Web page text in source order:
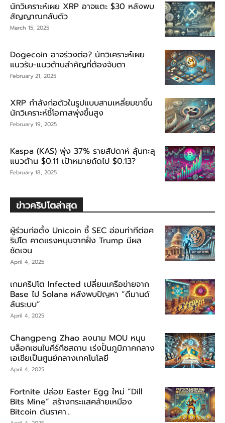
นักวิเคราะห์เผย XRP อาจแตะ $30 หลังพบ
สัญญาณกลับตัว
March 15, 2025
Dogecoin อาจร่วงต่อ? นักวิเคราะห์เผย
แนวรับ-แนวต้านสำคัญที่ต้องจับตา
February 21, 2025
XRP กำลังก่อตัวในรูปแบบสามเหลี่ยมขาขึ้น
นักวิเคราะห์ชี้โอกาสพุ่งขึ้นสูง
February 19, 2025
Kaspa (KAS) พุ่ง 37% รายสัปดาห์ ลุ้นทะลุ
แนวต้าน $0.11 เป้าหมายถัดไป $0.13?
February 18, 2025
ข่าวคริปโตล่าสุด
ผู้ร่วมก่อตั้ง Unicoin ชี้ SEC อ่อนท่าทีต่อค
ริปโต คาดแรงหนุนจากฝั่ง Trump มีผล
ชัดเจน
April 4, 2025
เกมคริปโต Infected เปลี่ยนเครือข่ายจาก
Base ไป Solana หลังพบปัญหา “ดีมานด์
ล้นระบบ”
April 4, 2025
Changpeng Zhao ลงนาม MOU หนุน
บล็อกเชนในคีร์กีซสถาน เร่งปั้นภูมิภาคกลาง
เอเชียเป็นศูนย์กลางเทคโนโลยี
April 4, 2025
Fortnite ปล่อย Easter Egg ใหม่ “Dill
Bits Mine” สร้างกระแสคล้ายเหมือง
Bitcoin ดันราคา...